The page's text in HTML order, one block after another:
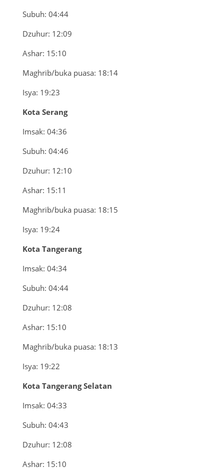
Subuh: 04:44
Dzuhur: 12:09
Ashar: 15:10
Maghrib/buka puasa: 18:14
Isya: 19:23
Kota Serang
Imsak: 04:36
Subuh: 04:46
Dzuhur: 12:10
Ashar: 15:11
Maghrib/buka puasa: 18:15
Isya: 19:24
Kota Tangerang
Imsak: 04:34
Subuh: 04:44
Dzuhur: 12:08
Ashar: 15:10
Maghrib/buka puasa: 18:13
Isya: 19:22
Kota Tangerang Selatan
Imsak: 04:33
Subuh: 04:43
Dzuhur: 12:08
Ashar: 15:10